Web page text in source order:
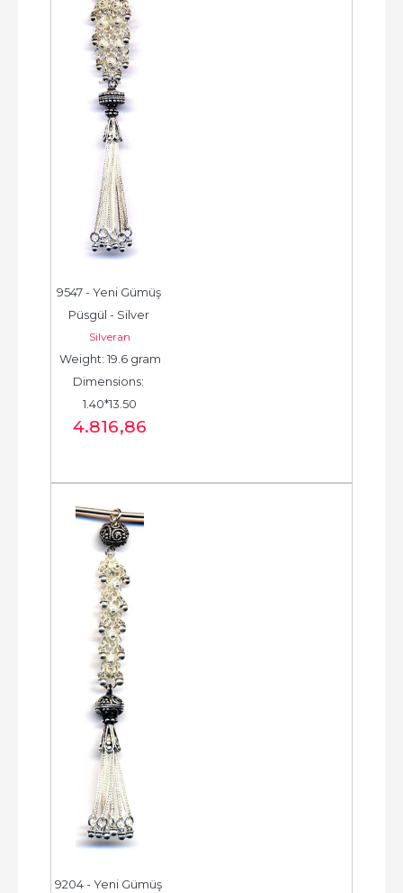
9547 - Yeni Gümüş
Püsgül - Silver
Tassel -  شرابة فضية
جديدة - الخرزة...
Silveran
Weight: 19.6 gram
Dimensions:
1.40*13.50
4.816,86
9204 - Yeni Gümüş